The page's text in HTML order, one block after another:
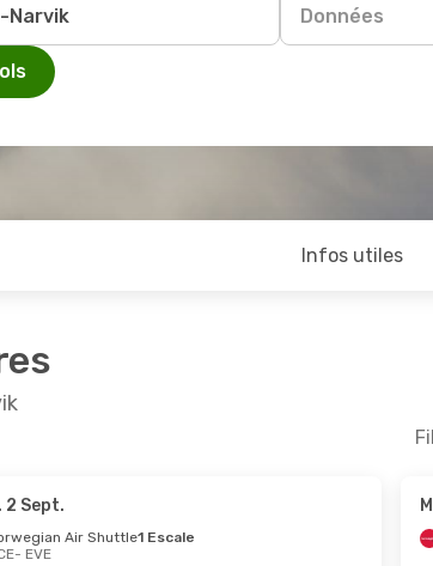
Données
Infos utiles
Escale
- Jeu.
2 Sept.
Air Shuttle1 Escale
- EVE